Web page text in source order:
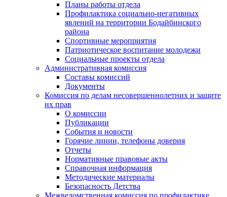
Планы работы отдела
Профилактика социально-негативных
явлений на территории Бодайбинского
района
Спортивные мероприятия
Патриотическое воспитание молодежи
Социальные проекты отдела
Административная комиссия
Составы комиссий
Документы
Комиссия по делам несовершеннолетних и защите
их прав
О комиссии
Публикации
События и новости
Горячие линии, телефоны доверия
Отчеты
Нормативные правовые акты
Справочная информация
Методические материалы
Безопасность Детства
Межведомственная комиссия по профилактике